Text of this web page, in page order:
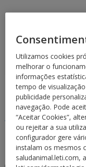
Como se
Qual é o
Quais são as
Ácaros do pó
Pequenos artrópodes
identificadas mais de
localização, dividem-se
Utilizamos cookies
melhorar o
informações
tempo de
publicidade
navegação. Pode
“Aceitar Cookies”,
ou rejeitar a sua
configurador gere
instalam os mesmos
saludanimal.leti.com,